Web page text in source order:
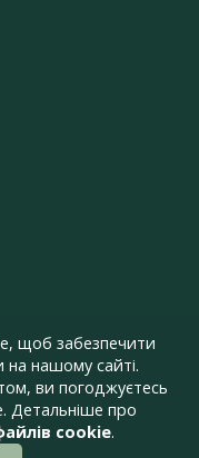
щоб забезпечити
нашому сайті.
ви погоджуєтесь
Детальніше про
cookie.